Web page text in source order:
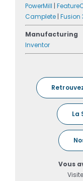
PowerMill |
Camplete | Fusion
Manufacturing
Inventor
La
Vous